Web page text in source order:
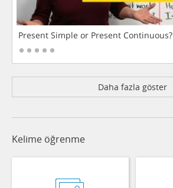
Present Simple or Present Continuous?
Daha fazla göster
Kelime öğrenme